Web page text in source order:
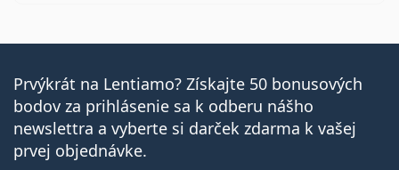
Prvýkrát na Lentiamo? Získajte 50 bonusových
bodov za prihlásenie sa k odberu nášho
newslettra a vyberte si darček zdarma k vašej
prvej objednávke.